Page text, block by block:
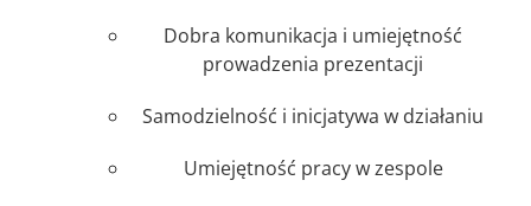
Dobra komunikacja i umiejętność
prowadzenia prezentacji
Samodzielność i inicjatywa w działaniu
Umiejętność pracy w zespole